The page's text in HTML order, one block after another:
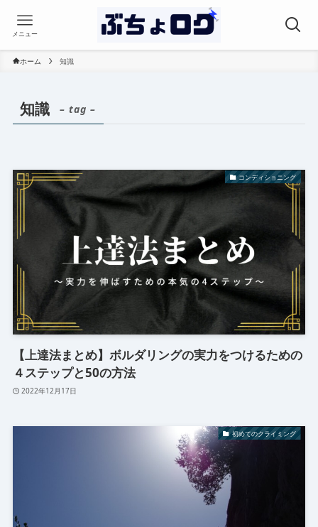
メニュー
ホーム 知識
知識 – tag –
コンディショニング
【上達法まとめ】ボルダリングの実力をつけるための
４ステップと50の方法
2022年12月17日
初めてのクライミング